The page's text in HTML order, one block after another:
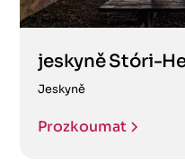
jeskyně Stóri-
Jeskyně
Prozkoumat